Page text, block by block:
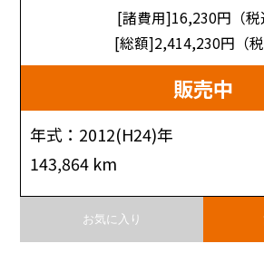
[諸費用]16,230円（税
[総額]2,414,230円（税
販売中
年式：2012(H24)年
143,864 km
お気に入り